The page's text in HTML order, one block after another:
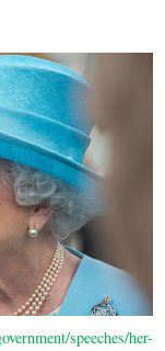
speeches/her-